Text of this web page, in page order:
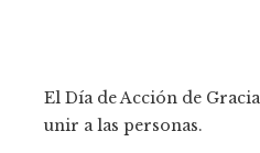
El Día de Acción de
unir a las personas.